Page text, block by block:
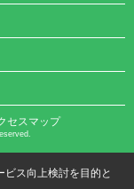
セスマップ
ス向上検討を目的と